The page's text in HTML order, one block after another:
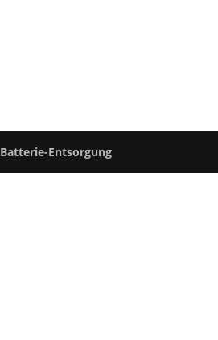
Batterie-Entsorgung